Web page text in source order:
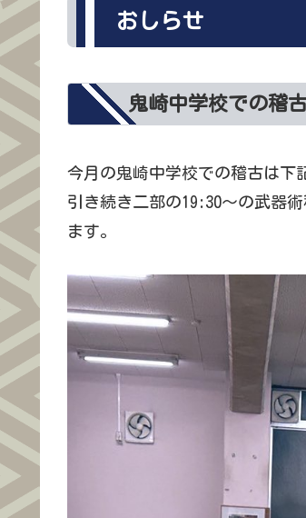
おしらせ
鬼崎中学校での稽
今月の鬼崎中学校での稽古は下
引き続き二部の19:30～の武器
ます。